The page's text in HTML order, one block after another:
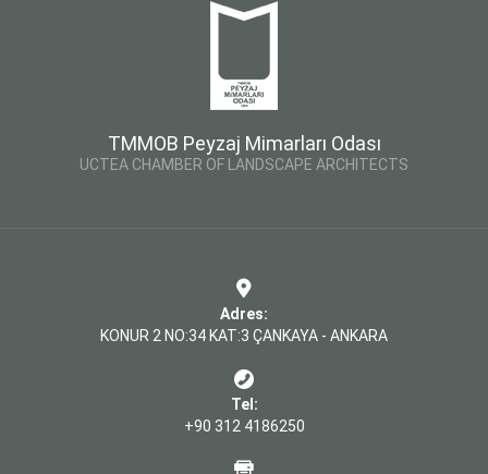
TMMOB Peyzaj Mimarları Odası
UCTEA CHAMBER OF LANDSCAPE ARCHITECTS
Adres:
KONUR 2 NO:34 KAT:3 ÇANKAYA - ANKARA
Tel:
+90 312 4186250